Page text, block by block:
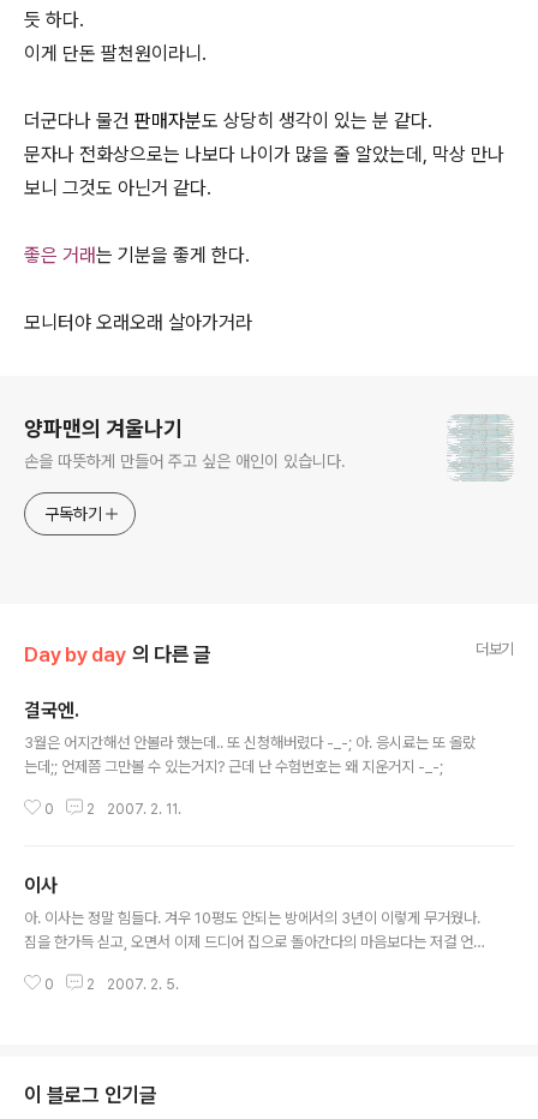
듯 하다.
이게 단돈 팔천원이라니.
더군다나 물건 판매자분도 상당히 생각이 있는 분 같다.
문자나 전화상으로는 나보다 나이가 많을 줄 알았는데, 막상 만나
보니 그것도 아닌거 같다.
좋은 거래는 기분을 좋게 한다.
모니터야 오래오래 살아가거라
양파맨의 겨울나기
손을 따뜻하게 만들어 주고 싶은 애인이 있습니다.
구독하기
Day by day 의 다른 글 더보기
결국엔.
3월은 어지간해선 안볼라 했는데.. 또 신청해버렸다 -_-; 아. 응시료는 또 올랐
는데;; 언제쯤 그만볼 수 있는거지? 근데 난 수험번호는 왜 지운거지 -_-;
0 2 2007. 2. 11.
이사
아. 이사는 정말 힘들다. 겨우 10평도 안되는 방에서의 3년이 이렇게 무거웠나.
짐을 한가득 싣고, 오면서 이제 드디어 집으로 돌아간다의 마음보다는 저걸 언
번하다간 사람 잡겠다 진짜. 다음에 혼자 나가 살 때는, 내집이 아닌이상 살림살
0 2 2007. 2. 5.
이 블로그 인기글